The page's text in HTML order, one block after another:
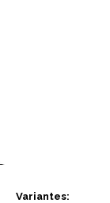
Variantes: